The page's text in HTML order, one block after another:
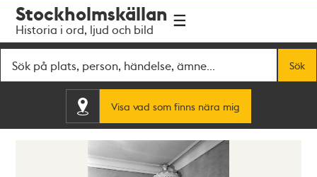
navigationen
huvudinnehållet
Stockholmskällan
Historia i ord, ljud och bild
Sök
Visa vad som finns nära mig